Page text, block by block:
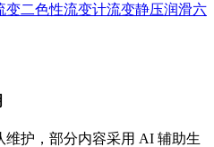
变二色性流变计流变静压润滑六
护，部分内容采用 AI 辅助生